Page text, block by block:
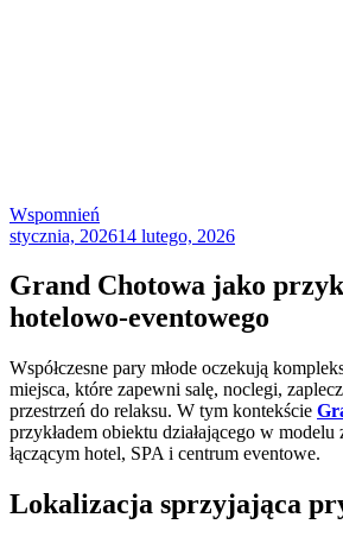
Wspomnień
stycznia, 202614 lutego, 2026
Grand Chotowa jako
hotelowo-eventowego
Współczesne pary młode oczekują
miejsca, które zapewni salę, noclegi,
przestrzeń do relaksu. W tym kontekście
przykładem obiektu działającego w
łączącym hotel, SPA i centrum eventowe.
Lokalizacja sprzyjająca